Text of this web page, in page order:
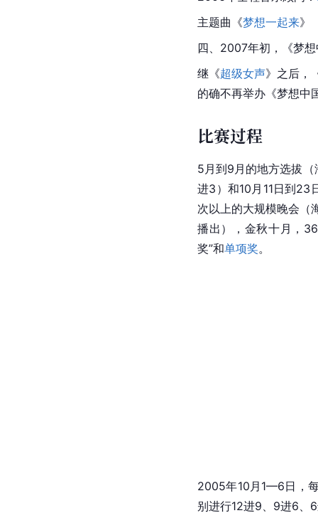
主题曲《梦想一起来》
四、2007年初，《梦
继《超级女声》之后，
的确不再举办《梦想中
比赛过程
5月到9月的地方选拔
进3）和10月11日到23
次以上的大规模晚会（
播出），金秋十月，
奖”和单项奖。
2005年10月1—6日，
别进行12进9、9进6、